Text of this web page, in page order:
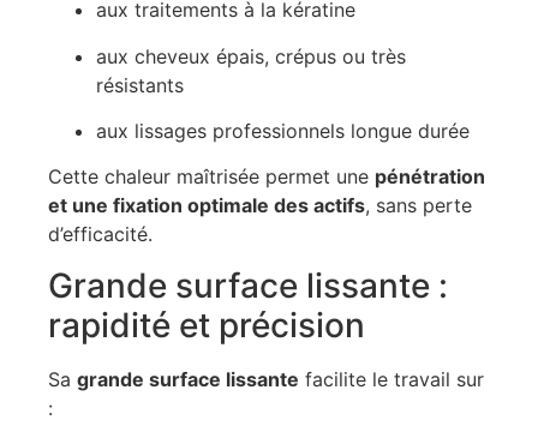
aux traitements à la kératine
aux cheveux épais, crépus ou très
résistants
aux lissages professionnels longue durée
Cette chaleur maîtrisée permet une pénétration
et une fixation optimale des actifs, sans perte
d’efficacité.
Grande surface lissante :
rapidité et précision
Sa grande surface lissante facilite le travail sur
: